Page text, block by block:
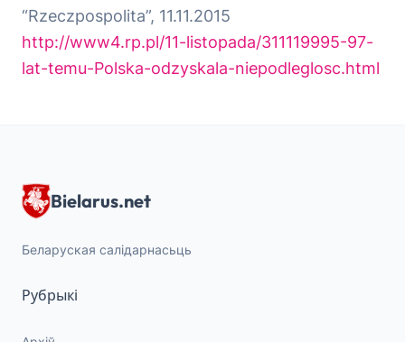
“Rzeczpospolita”, 11.11.2015
http://www4.rp.pl/11-listopada/311119995-97-
lat-temu-Polska-odzyskala-niepodleglosc.html
Bielarus.net
Беларуская салідарнасьць
Рубрыкі